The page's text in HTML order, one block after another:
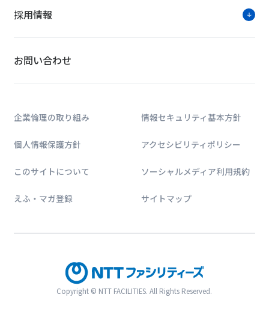
採用情報
お問い合わせ
企業倫理の取り組み 情報セキュリティ基本方針
個人情報保護方針 アクセシビリティポリシー
このサイトについて ソーシャルメディア利用規約
えふ・マガ登録 サイトマップ
Copyright © NTT FACILITIES. All Rights Reserved.